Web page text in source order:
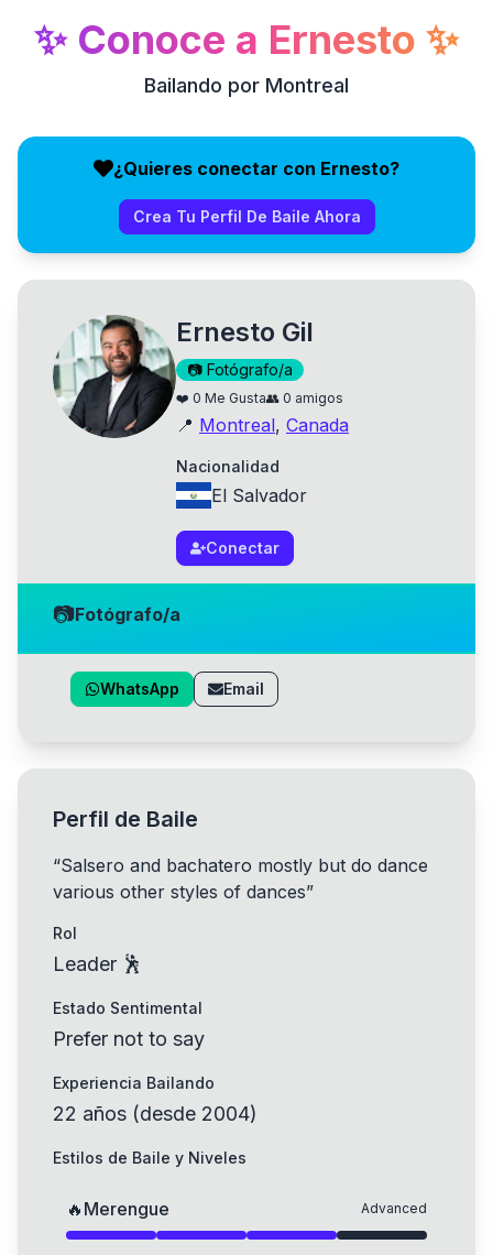
✨ Conoce a Ernesto ✨
Bailando por Montreal
¿Quieres conectar con Ernesto?
Crea Tu Perfil De Baile Ahora
Ernesto Gil
📷 Fotógrafo/a
❤️ 0 Me Gusta👥 0 amigos
📍 Montreal, Canada
Nacionalidad
El Salvador
Conectar
📷Fotógrafo/a
WhatsApp Email
Perfil de Baile
“Salsero and bachatero mostly but do dance
various other styles of dances”
Rol
Leader 🕺
Estado Sentimental
Prefer not to say
Experiencia Bailando
22 años (desde 2004)
Estilos de Baile y Niveles
🔥 Merengue Advanced